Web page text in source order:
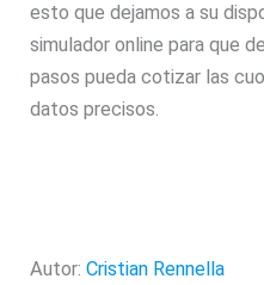
esto que dejamos a su
simulador online para que
pasos pueda cotizar las
datos precisos.
Autor:Cristian Rennella